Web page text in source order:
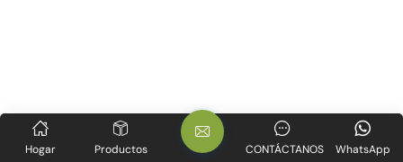
Hogar Productos WhatsApp
CONTÁCTANOS